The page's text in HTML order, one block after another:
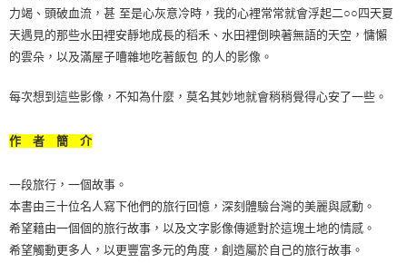
力竭、頭破血流，甚 至是心灰意冷時，我的心裡常常就會浮起二○○四天夏
天遇見的那些水田裡安靜地成長的稻禾、水田裡倒映著無語的天空，慵懶
的雲朵，以及滿屋子嘈雜地吃著飯包 的人的影像。
每次想到這些影像，不知為什麼，莫名其妙地就會稍稍覺得心安了一些。
作 者 簡 介
一段旅行，一個故事。
本書由三十位名人寫下他們的旅行回憶，深刻體驗台灣的美麗與感動。
希望藉由一個個的旅行故事，以及文字影像傳遞對於這塊土地的情感。
希望觸動更多人，以更豐富多元的角度，創造屬於自己的旅行故事。